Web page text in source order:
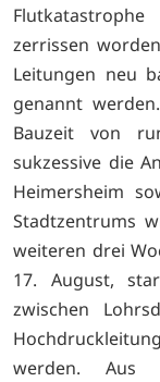
zerrissen
Leitungen neu
genannt
Bauzeit von
sukzessive die
Heimersheim
Stadtzentrums
weiteren drei
17. August,
zwischen
werden.